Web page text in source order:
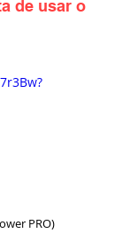
de usar o
PRO)